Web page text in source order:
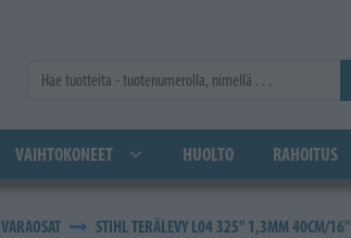
VAIHTOKONEET HUOLTO RAHOITUS
VARAOSAT STIHL TERÄLEVY L04 325" 1,3MM 40CM/16"